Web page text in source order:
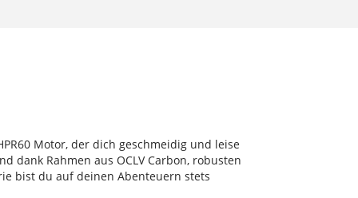
Motor, der dich geschmeidig und leise
dank Rahmen aus OCLV Carbon, robusten
bist du auf deinen Abenteuern stets